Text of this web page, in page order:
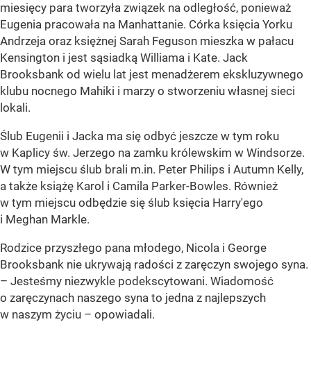
miesięcy para tworzyła związek na odległość, ponieważ
Eugenia pracowała na Manhattanie. Córka księcia Yorku
Andrzeja oraz księżnej Sarah Feguson mieszka w pałacu
Kensington i jest sąsiadką Williama i Kate. Jack
Brooksbank od wielu lat jest menadżerem ekskluzywnego
klubu nocnego Mahiki i marzy o stworzeniu własnej sieci
lokali.
Ślub Eugenii i Jacka ma się odbyć jeszcze w tym roku
w Kaplicy św. Jerzego na zamku królewskim w Windsorze.
W tym miejscu ślub brali m.in. Peter Philips i Autumn Kelly,
a także książę Karol i Camila Parker-Bowles. Również
w tym miejscu odbędzie się ślub księcia Harry'ego
i Meghan Markle.
Rodzice przyszłego pana młodego, Nicola i George
Brooksbank nie ukrywają radości z zaręczyn swojego syna.
– Jesteśmy niezwykle podekscytowani. Wiadomość
o zaręczynach naszego syna to jedna z najlepszych
w naszym życiu – opowiadali.